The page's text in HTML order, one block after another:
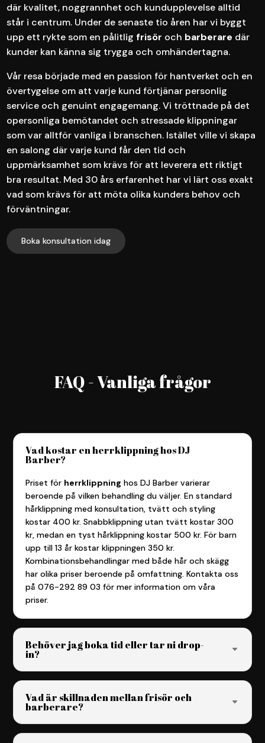
där kvalitet, noggrannhet och kundupplevelse alltid
står i centrum. Under de senaste tio åren har vi byggt
upp ett rykte som en pålitlig frisör och barberare där
kunder kan känna sig trygga och omhändertagna.
Vår resa började med en passion för hantverket och en
övertygelse om att varje kund förtjänar personlig
service och genuint engagemang. Vi tröttnade på det
opersonliga bemötandet och stressade klippningar
som var alltför vanliga i branschen. Istället ville vi skapa
en salong där varje kund får den tid och
uppmärksamhet som krävs för att leverera ett riktigt
bra resultat. Med 30 års erfarenhet har vi lärt oss exakt
vad som krävs för att möta olika kunders behov och
förväntningar.
Boka konsultation idag
FAQ - Vanliga frågor
Vad kostar en herrklippning hos DJ
Barber?
Priset för herrklippning hos DJ Barber varierar
beroende på vilken behandling du väljer. En standard
hårklippning med konsultation, tvätt och styling
kostar 400 kr. Snabbklippning utan tvätt kostar 300
kr, medan en tyst hårklippning kostar 500 kr. För barn
upp till 13 år kostar klippningen 350 kr.
Kombinationsbehandlingar med både hår och skägg
har olika priser beroende på omfattning. Kontakta oss
på 076-292 89 03 för mer information om våra
priser.
Behöver jag boka tid eller tar ni drop-
in?
Vad är skillnaden mellan frisör och
barberare?